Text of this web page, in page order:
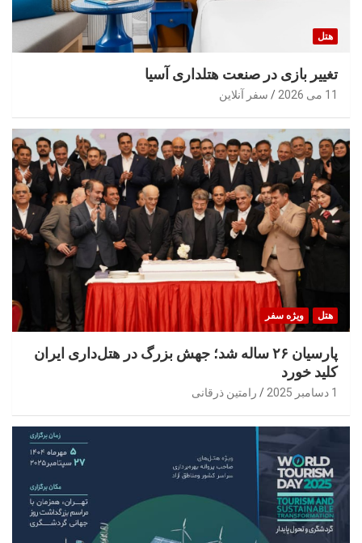
هتل
تغییر بازی در صنعت هتلداری آسیا
11 می 2026 سفر آنلاین
هتل ویژه سفر
پارسیان ۲۶ ساله شد؛ جهش بزرگ در هتل‌داری ایران
کلید خورد
1 دسامبر 2025 رامتین ذرقانی